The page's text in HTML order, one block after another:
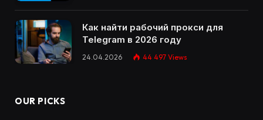
Как найти рабочий прокси для
Telegram в 2026 году
24.04.2026 44 497 Views
OUR PICKS